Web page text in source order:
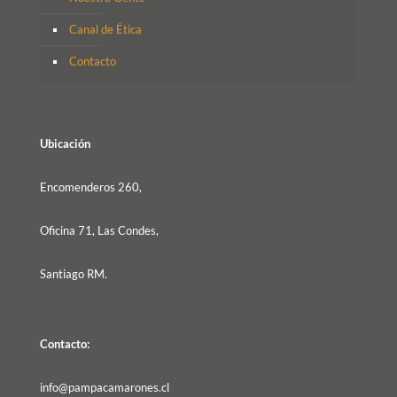
Canal de Ética
Contacto
Ubicación
Encomenderos 260,
Oficina 71, Las Condes,
Santiago RM.
Contacto:
info@pampacamarones.cl